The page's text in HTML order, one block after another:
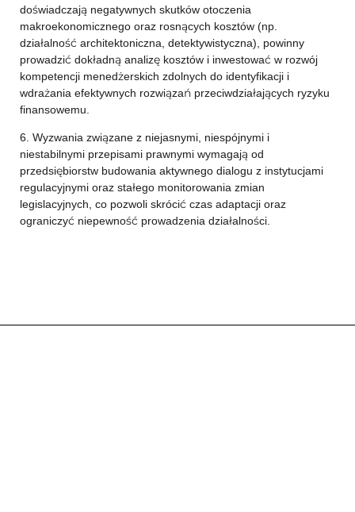
doświadczają negatywnych skutków otoczenia
makroekonomicznego oraz rosnących kosztów (np.
działalność architektoniczna, detektywistyczna), powinny
prowadzić dokładną analizę kosztów i inwestować w rozwój
kompetencji menedżerskich zdolnych do identyfikacji i
wdrażania efektywnych rozwiązań przeciwdziałających ryzyku
finansowemu.
6. Wyzwania związane z niejasnymi, niespójnymi i
niestabilnymi przepisami prawnymi wymagają od
przedsiębiorstw budowania aktywnego dialogu z instytucjami
regulacyjnymi oraz stałego monitorowania zmian
legislacyjnych, co pozwoli skrócić czas adaptacji oraz
ograniczyć niepewność prowadzenia działalności.